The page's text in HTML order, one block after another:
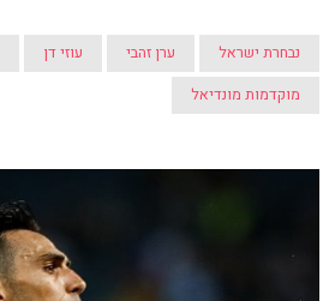
נבחרת ישראל ערן זהבי עוזי דן
מוקדמות מונדיאל